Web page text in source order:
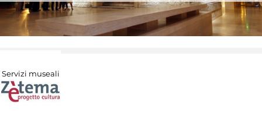
Servizi museali